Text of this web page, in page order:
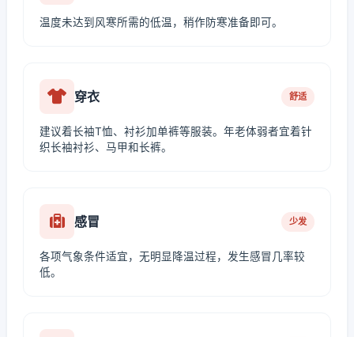
温度未达到风寒所需的低温，稍作防寒准备即可。
穿衣 舒适
建议着长袖T恤、衬衫加单裤等服装。年老体弱者宜着针
织长袖衬衫、马甲和长裤。
感冒 少发
各项气象条件适宜，无明显降温过程，发生感冒几率较
低。